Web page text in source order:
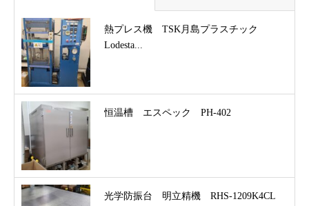
熱プレス機 TSK月島プラスチック
Lodesta...
恒温槽 エスペック PH-402
光学防振台 明立精機 RHS-1209K4CL